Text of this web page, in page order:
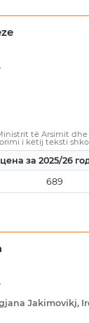
të Arsimit dhe
i këtij teksti
цена за 2025/26
689
Јakimovikj,